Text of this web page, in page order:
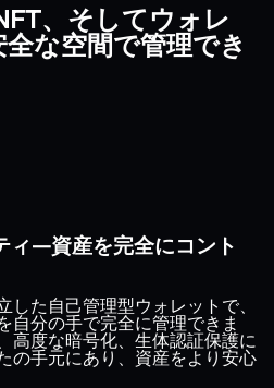
、そしてウォレ
な空間で管理でき
ィ—資産を完全にコント
た自己管理型ウォレットで、
自分の手で完全に管理できま
高度な暗号化、生体認証保護に
の手元にあり、資産をより安心